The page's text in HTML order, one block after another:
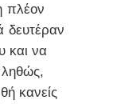
πλέον
δευτέραν
και να
κανείς